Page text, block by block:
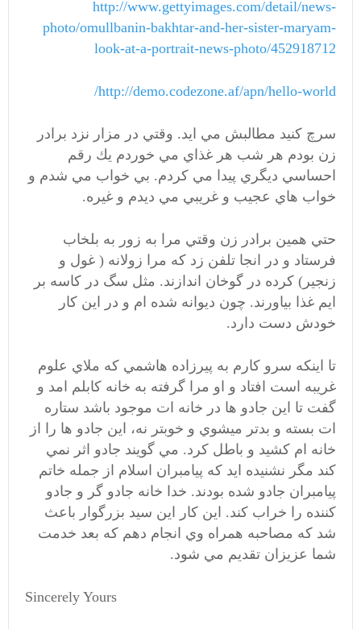
http://www.gettyimages.com/detail/news-
photo/omullbanin-bakhtar-and-her-sister-maryam-
look-at-a-portrait-news-photo/452918712
http://demo.codezone.af/apn/hello-world
/
سرچ كنيد مطالبش مي ايد. وقتي در مزار نزد برادر
زن بودم هر شب هر غذاي مي خوردم يك رقم
احساسي ديگري پيدا مي كردم. بي خواب مي شدم و
خواب هاي عجيب و غريبي مي ديدم و غيره.
حتي همين برادر زن وقتي مرا به زور به بلخاب
فرستاد و در انجا تلفن زد كه مرا زولانه ( غول و
زنجير) كرده در گوخان اندازند. مثل سگ در كاسه بر
ايم غذا بياورند. چون ديوانه شده ام و در اين كار
خودش دست دارد.
تا اينكه سرو كارم به پيرزاده هاشمي كه ملاي علوم
غريبه است افتاد و او مرا گرفته به خانه كابلم امد و
گفت تا اين جادو ها در خانه ات موجود باشد ستاره
ات بسته و بدتر ميشوي و خوبتر نه، اين جادو ها را از
خانه ام كشيد و باطل كرد. مي گويند جادو اثر نمي
كند مگر نشنيده ايد كه پيامبران اسلام از جمله خاتم
پيامبران جادو شده بودند. خدا خانه جادو گر و جادو
كننده را خراب كند. اين كار اين سيد بزرگوار باعث
شد كه مصاحبه همراه وي انجام دهم كه بعد خدمت
شما عزيزان تقديم مي شود.
Sincerely Yours